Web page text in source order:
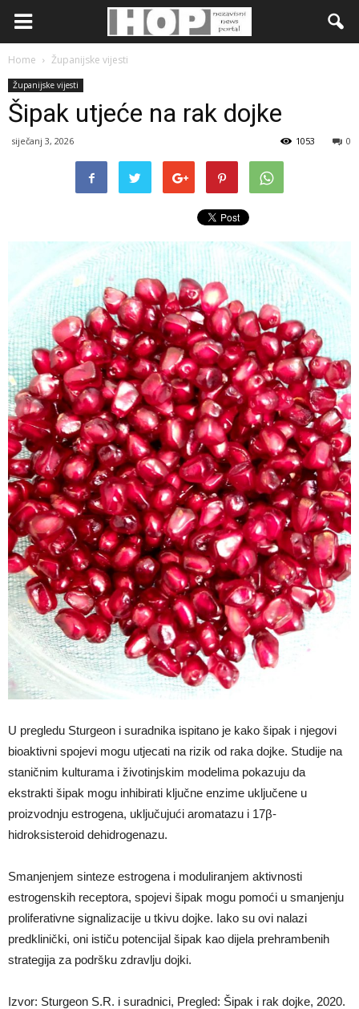
Home Županijske vijesti
Županijske vijesti
Šipak utjeće na rak dojke
siječanj 3, 2026 0
1053
U pregledu Sturgeon i suradnika ispitano je kako šipak i njegovi
bioaktivni spojevi mogu utjecati na rizik od raka dojke. Studije na
staničnim kulturama i životinjskim modelima pokazuju da
ekstrakti šipak mogu inhibirati ključne enzime uključene u
proizvodnju estrogena, uključujući aromatazu i 17β-
hidroksisteroid dehidrogenazu.
Smanjenjem sinteze estrogena i moduliranjem aktivnosti
estrogenskih receptora, spojevi šipak mogu pomoći u smanjenju
proliferativne signalizacije u tkivu dojke. Iako su ovi nalazi
predklinički, oni ističu potencijal šipak kao dijela prehrambenih
strategija za podršku zdravlju dojki.
Izvor: Sturgeon S.R. i suradnici, Pregled: Šipak i rak dojke, 2020.